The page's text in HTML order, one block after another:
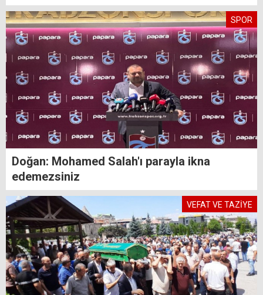
SPOR
Doğan: Mohamed Salah'ı parayla ikna
edemezsiniz
VEFAT VE TAZİYE